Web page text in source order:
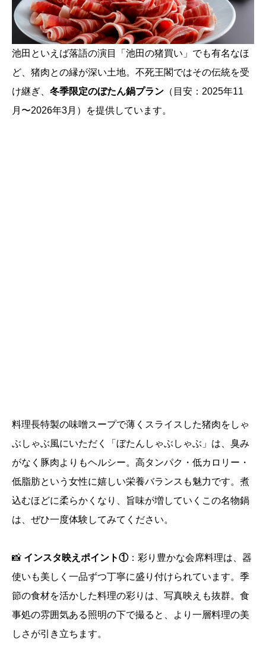
池田といえば落語の演目「池田の猪買い」でも有名なほ
ど、猪肉との縁が深い土地。不死王閣ではその伝統を受
け継ぎ、 冬季限定のぼたん鍋プラン （目安：2025年11
月〜2026年3月）を提供しています。
料理長特製の味噌スープで薄くスライスした猪肉をしゃ
ぶしゃぶ風にいただく「ぼたんしゃぶしゃぶ」は、臭み
がなく豚肉よりもヘルシー。高タンパク・低カロリー・
低脂肪という女性に嬉しい栄養バランスも魅力です。煮
込むほどに柔らかくなり、旨味が増していくこの名物鍋
は、ぜひ一度体験してみてください。
📸 インスタ映えポイント①：彩り豊かな会席料理は、器
使いも美しく一品ずつ丁寧に盛り付けられています。季
節の食材を活かした料理の彩りは、写真映えも抜群。食
事処の雰囲気ある照明の下で撮ると、より一層料理の美
しさが引き立ちます。